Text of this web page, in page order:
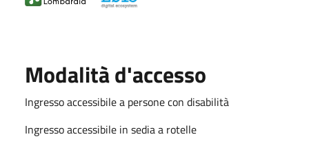
Modalità d'accesso
Ingresso accessibile a persone con disabilità
Ingresso accessibile in sedia a rotelle